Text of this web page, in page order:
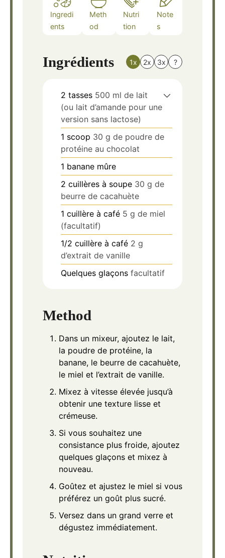
Ingredi
ents
Meth
od
Nutri
tion
Note
s
Ingrédients 1x 2x 3x ?
2 tasses 500 ml de lait
(ou lait d’amande pour une
version sans lactose)
1 scoop 30 g de poudre de
protéine au chocolat
1 banane mûre
2 cuillères à soupe 30 g de
beurre de cacahuète
1 cuillère à café 5 g de miel
(facultatif)
1/2 cuillère à café 2 g
d’extrait de vanille
Quelques glaçons facultatif
Method
Dans un mixeur, ajoutez le lait,
la poudre de protéine, la
banane, le beurre de cacahuète,
le miel et l’extrait de vanille.
Mixez à vitesse élevée jusqu’à
obtenir une texture lisse et
crémeuse.
Si vous souhaitez une
consistance plus froide, ajoutez
quelques glaçons et mixez à
nouveau.
Goûtez et ajustez le miel si vous
préférez un goût plus sucré.
Versez dans un grand verre et
dégustez immédiatement.